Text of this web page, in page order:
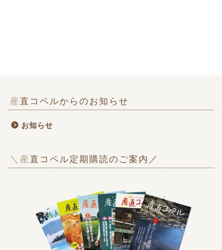
産直コペルからのお知らせ
お知らせ
＼産直コペル定期購読のご案内／